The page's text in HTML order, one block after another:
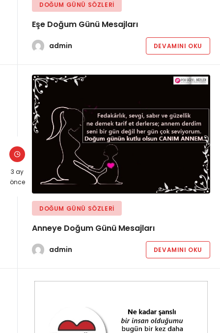
DOĞUM GÜNÜ SÖZLERI
Eşe Doğum Günü Mesajları
admin DEVAMINI OKU
3 ay
önce
DOĞUM GÜNÜ SÖZLERI
Anneye Doğum Günü Mesajları
admin DEVAMINI OKU